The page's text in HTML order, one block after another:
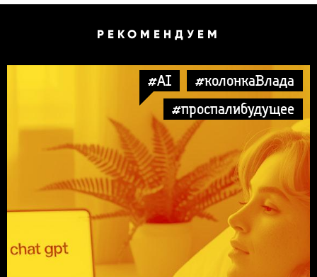
РЕКОМЕНДУЕМ
#AI
#колонкаВлада
#проспалибудущее